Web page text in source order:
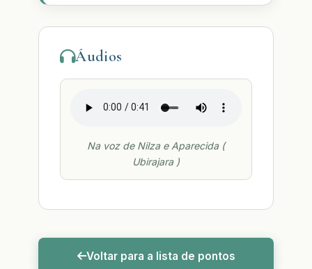
Áudios
Na voz de Nilza e Aparecida (
Ubirajara )
Voltar para a lista de pontos